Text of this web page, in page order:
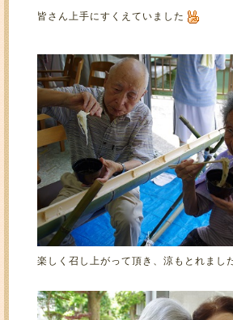
皆さん上手にすくえていました
楽しく召し上がって頂き、涼もとれまし